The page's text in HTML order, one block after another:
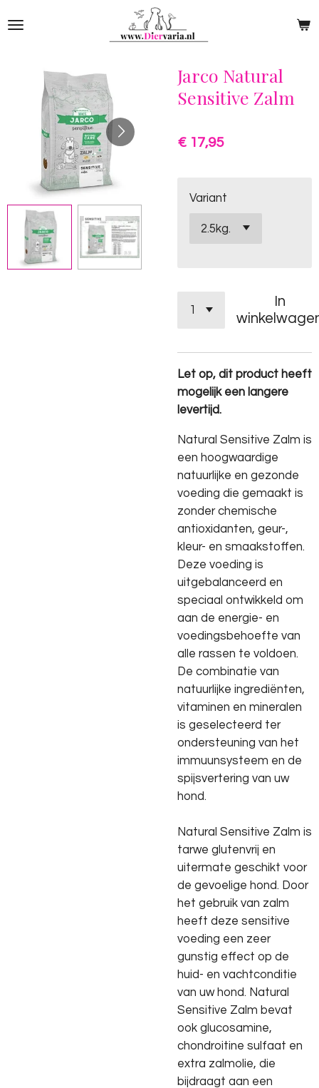
direct
hoofdinhoud
Jarco Natural
Sensitive Zalm
€ 17,95
Variant
In
Let op, dit product heeft
mogelijk een langere
levertijd.
Natural Sensitive Zalm is
een hoogwaardige
natuurlijke en gezonde
voeding die gemaakt is
zonder chemische
antioxidanten, geur-,
kleur- en smaakstoffen.
Deze voeding is
uitgebalanceerd en
speciaal ontwikkeld om
aan de energie- en
voedingsbehoefte van
alle rassen te voldoen.
De combinatie van
natuurlijke ingrediënten,
vitaminen en mineralen
is geselecteerd ter
ondersteuning van het
immuunsysteem en de
spijsvertering van uw
hond.
Natural Sensitive Zalm is
tarwe glutenvrij en
uitermate geschikt voor
de gevoelige hond. Door
het gebruik van zalm
heeft deze sensitive
voeding een zeer
gunstig effect op de
huid- en vachtconditie
van uw hond. Natural
Sensitive Zalm bevat
ook glucosamine,
chondroitine sulfaat en
extra zalmolie, die
bijdraagt aan een